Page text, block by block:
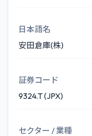
日本語名
安田倉庫(株)
証券コード
9324.T (JPX)
セクター / 業種